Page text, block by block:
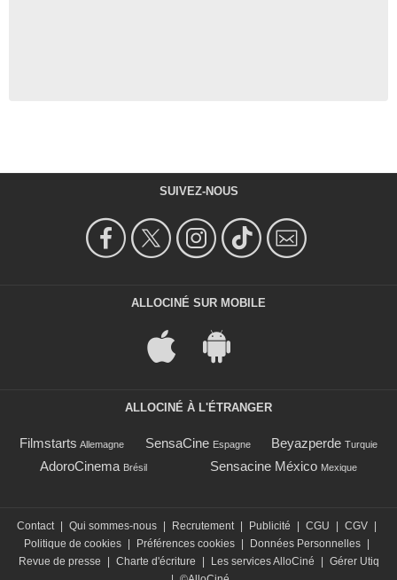
SUIVEZ-NOUS
ALLOCINÉ SUR MOBILE
ALLOCINÉ À L'ÉTRANGER
Filmstarts Allemagne SensaCine Espagne Beyazperde Turquie
AdoroCinema Brésil Sensacine México Mexique
Contact Qui sommes-nous Recrutement Publicité CGU CGV
Politique de cookies
Préférences cookies Données Personnelles
Revue de presse
Charte d'écriture Les services AlloCiné
Gérer Utiq